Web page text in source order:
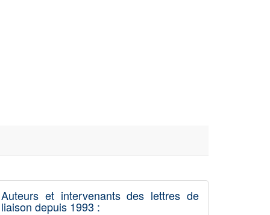
Auteurs et intervenants des lettres de
liaison depuis 1993 :